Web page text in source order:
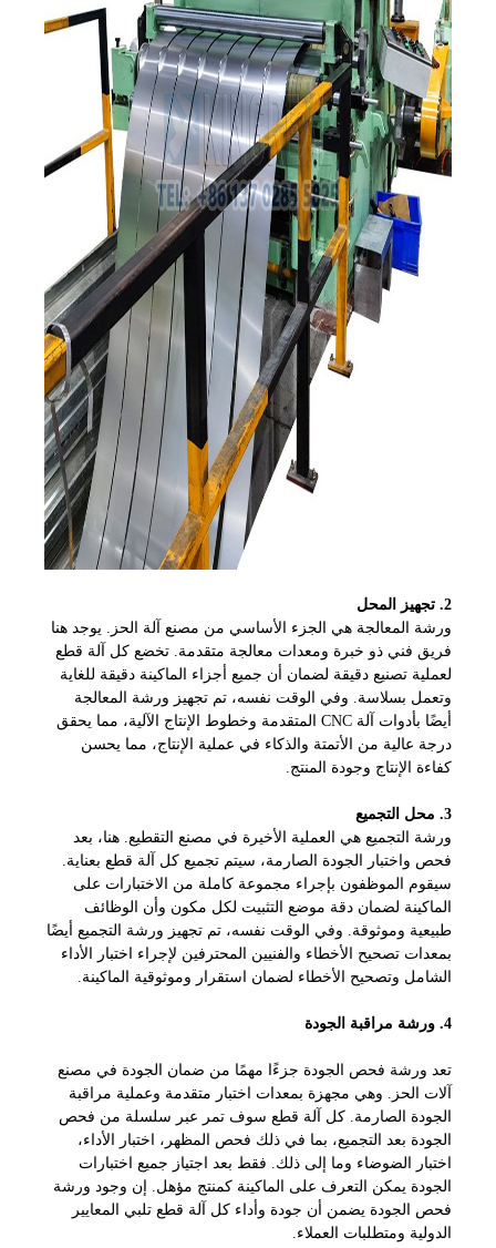
2. تجهيز المحل
ورشة المعالجة هي الجزء الأساسي من مصنع آلة الحز. يوجد هنا
فريق فني ذو خبرة ومعدات معالجة متقدمة. تخضع كل آلة قطع
لعملية تصنيع دقيقة لضمان أن جميع أجزاء الماكينة دقيقة للغاية
وتعمل بسلاسة. وفي الوقت نفسه، تم تجهيز ورشة المعالجة
أيضًا بأدوات آلة CNC المتقدمة وخطوط الإنتاج الآلية، مما يحقق
درجة عالية من الأتمتة والذكاء في عملية الإنتاج، مما يحسن
كفاءة الإنتاج وجودة المنتج.
3. محل التجميع
ورشة التجميع هي العملية الأخيرة في مصنع التقطيع. هنا، بعد
فحص واختبار الجودة الصارمة، سيتم تجميع كل آلة قطع بعناية.
سيقوم الموظفون بإجراء مجموعة كاملة من الاختبارات على
الماكينة لضمان دقة موضع التثبيت لكل مكون وأن الوظائف
طبيعية وموثوقة. وفي الوقت نفسه، تم تجهيز ورشة التجميع أيضًا
بمعدات تصحيح الأخطاء والفنيين المحترفين لإجراء اختبار الأداء
الشامل وتصحيح الأخطاء لضمان استقرار وموثوقية الماكينة.
4. ورشة مراقبة الجودة
تعد ورشة فحص الجودة جزءًا مهمًا من ضمان الجودة في مصنع
آلات الحز. وهي مجهزة بمعدات اختبار متقدمة وعملية مراقبة
الجودة الصارمة. كل آلة قطع سوف تمر عبر سلسلة من فحص
الجودة بعد التجميع، بما في ذلك فحص المظهر، اختبار الأداء،
اختبار الضوضاء وما إلى ذلك. فقط بعد اجتياز جميع اختبارات
الجودة يمكن التعرف على الماكينة كمنتج مؤهل. إن وجود ورشة
فحص الجودة يضمن أن جودة وأداء كل آلة قطع تلبي المعايير
الدولية ومتطلبات العملاء.